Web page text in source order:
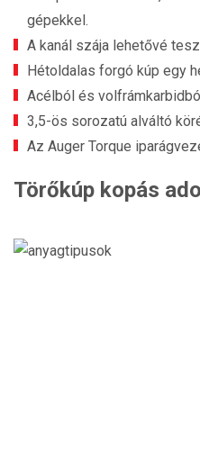
gépekkel.
A kanál szája lehetővé
Hétoldalas forgó kúp egy
Acélból és
3,5-ös sorozatú alváltó
Az Auger Torque
Törőkúp kopás